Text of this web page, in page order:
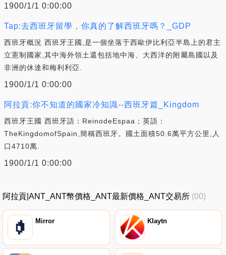
1900/1/1 0:00:00
Tap:去西班牙留學，你真的了解西班牙嗎？_GDP
西班牙概況 西班牙王國,是一個坐落于西歐伊比利亞半島上的君主
立憲制國家,其中海外領土還包括地中海、大西洋的附屬島國以及
非洲的休達和梅利利亞.
1900/1/1 0:00:00
阿拉貢:你不知道的國家冷知識--西班牙篇_Kingdom
西班牙王國 西班牙語：ReinodeEspaa；英語：
TheKingdomofSpain,簡稱西班牙。國土面積50.6萬平方公里,人
口4710萬.
1900/1/1 0:00:00
阿拉貢|ANT_ANT幣價格_ANT最新價格_ANT交易所 (00)
Mirror Klaytn